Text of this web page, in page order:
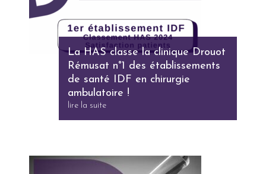
La HAS classe la clinique Drouot
Rémusat n°1 des établissements
de santé IDF en chirurgie
ambulatoire !
lire la suite